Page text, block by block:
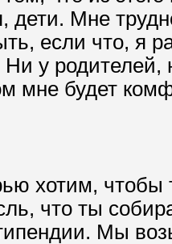
дети. Мне
если что, я
Ни у
мне будет
хотим,
что ты
Мы